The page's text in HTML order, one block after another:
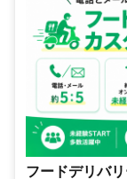
フードデリバ